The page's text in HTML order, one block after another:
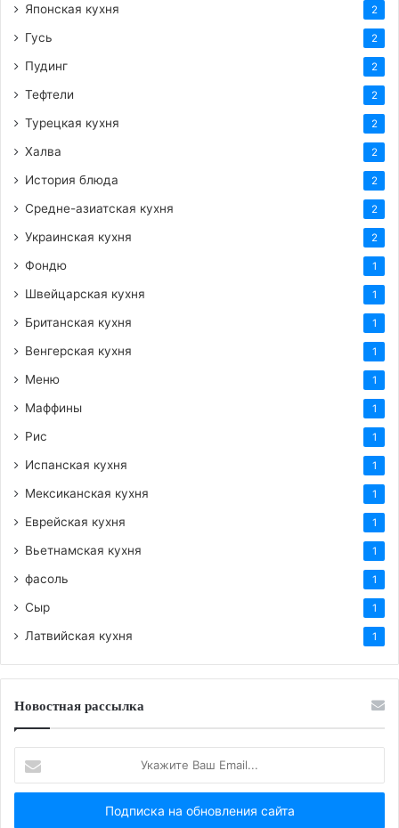
Японская кухня 2
Гусь 2
Пудинг 2
Тефтели 2
Турецкая кухня 2
Халва 2
История блюда 2
Средне-азиатская кухня 2
Украинская кухня 2
Фондю 1
Швейцарская кухня 1
Британская кухня 1
Венгерская кухня 1
Меню 1
Маффины 1
Рис 1
Испанская кухня 1
Мексиканская кухня 1
Еврейская кухня 1
Вьетнамская кухня 1
фасоль 1
Сыр 1
Латвийская кухня 1
Новостная рассылка
Ваш
Email...